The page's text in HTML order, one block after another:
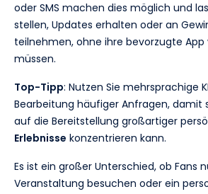
oder SMS machen dies möglich und
stellen, Updates erhalten oder an
teilnehmen, ohne ihre bevorzugte App
müssen.
Top-Tipp: Nutzen Sie mehrsprachige
Bearbeitung häufiger Anfragen, damit
auf die Bereitstellung großartiger
Erlebnisse konzentrieren kann.
Es ist ein großer Unterschied, ob Fans
Veranstaltung besuchen oder ein